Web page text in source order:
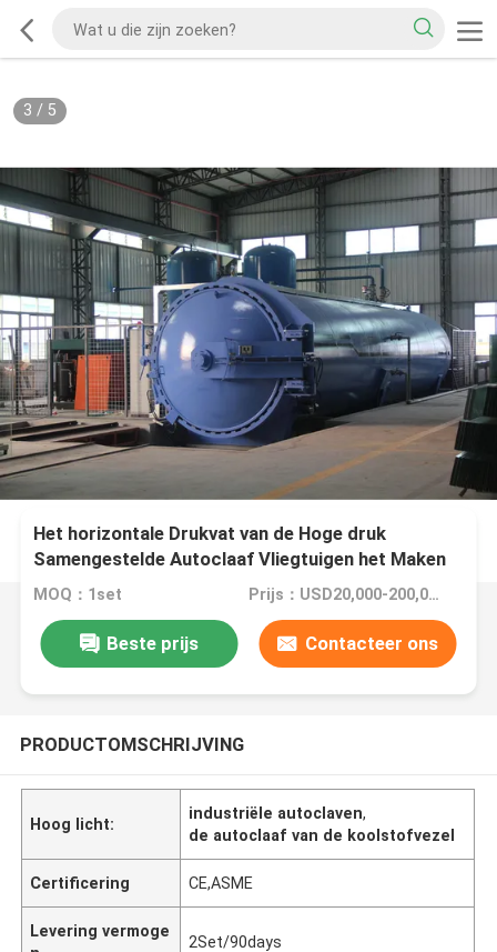
3 / 5
Het horizontale Drukvat van de Hoge druk
Samengestelde Autoclaaf Vliegtuigen het Maken
MOQ：1set Prijs：USD20,000-200,000/Set
Beste prijs Contacteer ons
PRODUCTOMSCHRIJVING
Hoog licht:
industriële autoclaven,
de autoclaaf van de koolstofvezel
Certificering CE,ASME
Levering vermoge
2Set/90days